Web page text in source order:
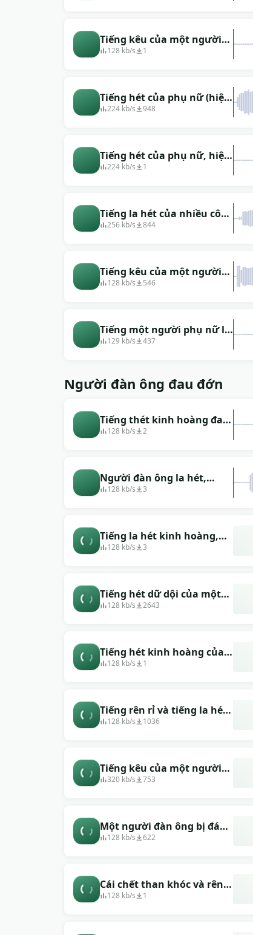
Tiếng kêu của một người
phụ nữ đang bay vào vực
128 kb/s 1
Tiếng hét của phụ nữ (hiệu
ứng tiếng vọng ngược)
224 kb/s 948
Tiếng hét của phụ nữ, hiệu
ứng âm thanh nổi từ trái
224 kb/s 1
Tiếng la hét của nhiều cô
gái256 kb/s 844
Tiếng kêu của một người
phụ nữ
128 kb/s 546
Tiếng một người phụ nữ la
hét, gầm gừ.
129 kb/s 437
Người đàn ông đau đớn
Tiếng thét kinh hoàng đau
đớn
128 kb/s 2
Người đàn ông la hét,
người đàn ông la hét
128 kb/s 3
Tiếng la hét kinh hoàng,
đau khổ
128 kb/s 3
Tiếng hét dữ dội của một
người đàn ông
128 kb/s 2643
Tiếng hét kinh hoàng của
một người đàn ông
128 kb/s 1
Tiếng rên rỉ và tiếng la hét
đau đớn
128 kb/s 1036
Tiếng kêu của một người
rơi từ trên cao xuống
320 kb/s 753
Một người đàn ông bị đánh
bằng roi, hét lên
128 kb/s 622
Cái chết than khóc và rên rỉ
(người đàn ông)
128 kb/s 1